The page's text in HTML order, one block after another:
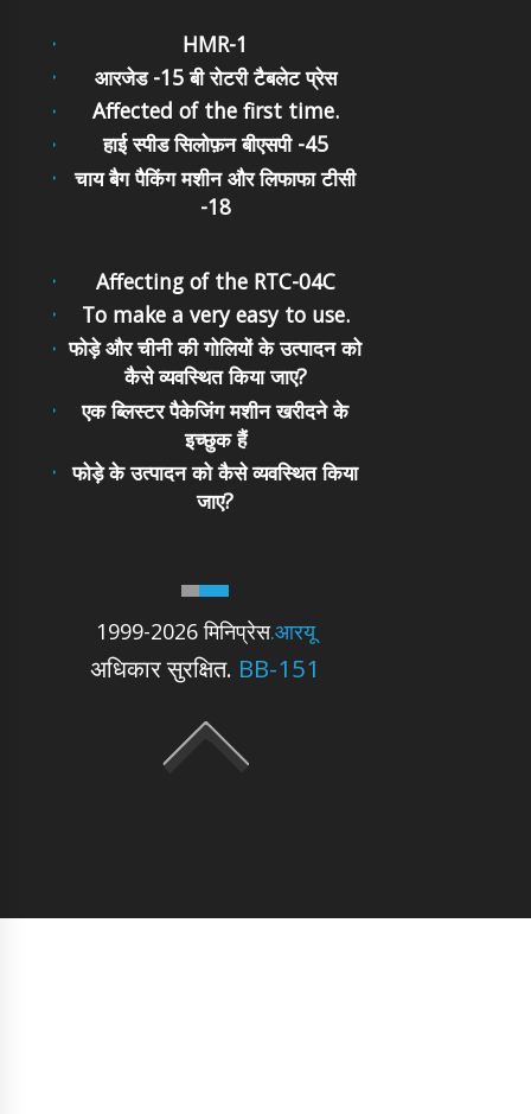
HMR-1
आरजेड -15 बी रोटरी टैबलेट प्रेस
Affected of the first time.
हाई स्पीड सिलोफ़न बीएसपी -45
चाय बैग पैकिंग मशीन और लिफाफा टीसी
-18
1999-2026 मिनिप्रेस.आरयू
अधिकार सुरक्षित. BB-151
Affecting of the RTC-04C
To make a very easy to use.
फोड़े और चीनी की गोलियों के उत्पादन को
कैसे व्यवस्थित किया जाए?
एक ब्लिस्टर पैकेजिंग मशीन खरीदने के
इच्छुक हैं
फोड़े के उत्पादन को कैसे व्यवस्थित किया
जाए?